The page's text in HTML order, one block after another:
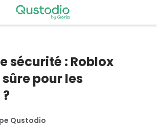
sécurité : Roblox
pour les
Qustodio